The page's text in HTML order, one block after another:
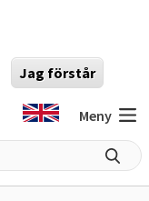
Jag förstår
Meny